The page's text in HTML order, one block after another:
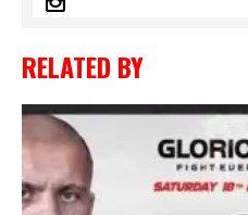
RELATED BY